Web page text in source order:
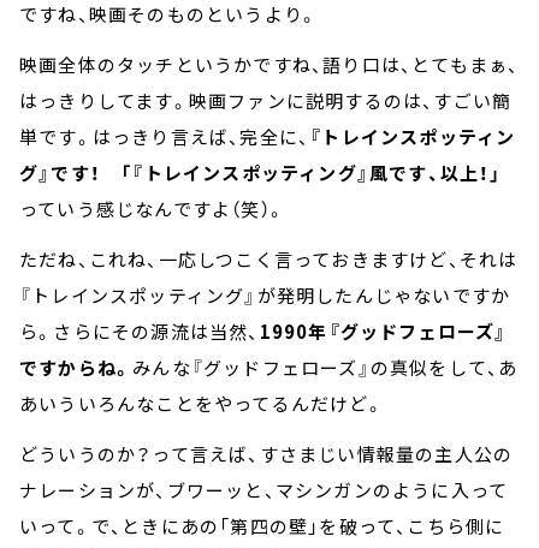
ですね、映画そのものというより。
映画全体のタッチというかですね、語り口は、とてもまぁ、
はっきりしてます。映画ファンに説明するのは、すごい簡
単です。はっきり言えば、完全に、 『トレインスポッティン
グ』です！ 「『トレインスポッティング』風です、以上！」
っていう感じなんですよ（笑）。
ただね、これね、一応しつこく言っておきますけど、それは
『トレインスポッティング』が発明したんじゃないですか
ら。さらにその源流は当然、 1990年『グッドフェローズ』
ですからね。 みんな『グッドフェローズ』の真似をして、あ
あいういろんなことをやってるんだけど。
どういうのか？って言えば、すさまじい情報量の主人公の
ナレーションが、ブワーッと、マシンガンのように入って
いって。で、ときにあの「第四の壁」を破って、こちら側に